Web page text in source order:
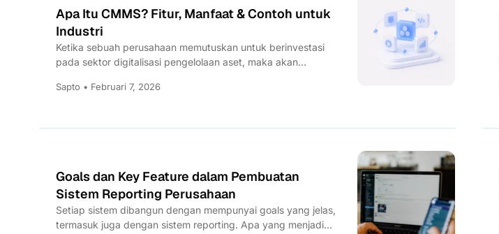
Apa Itu CMMS? Fitur, Manfaat & Contoh untuk
Industri
Ketika sebuah perusahaan memutuskan untuk berinvestasi
pada sektor digitalisasi pengelolaan aset, maka akan
Sapto • Februari 7, 2026
Goals dan Key Feature dalam Pembuatan
Sistem Reporting Perusahaan
Setiap sistem dibangun dengan mempunyai goals yang jelas,
termasuk juga dengan sistem reporting. Apa yang menjadi